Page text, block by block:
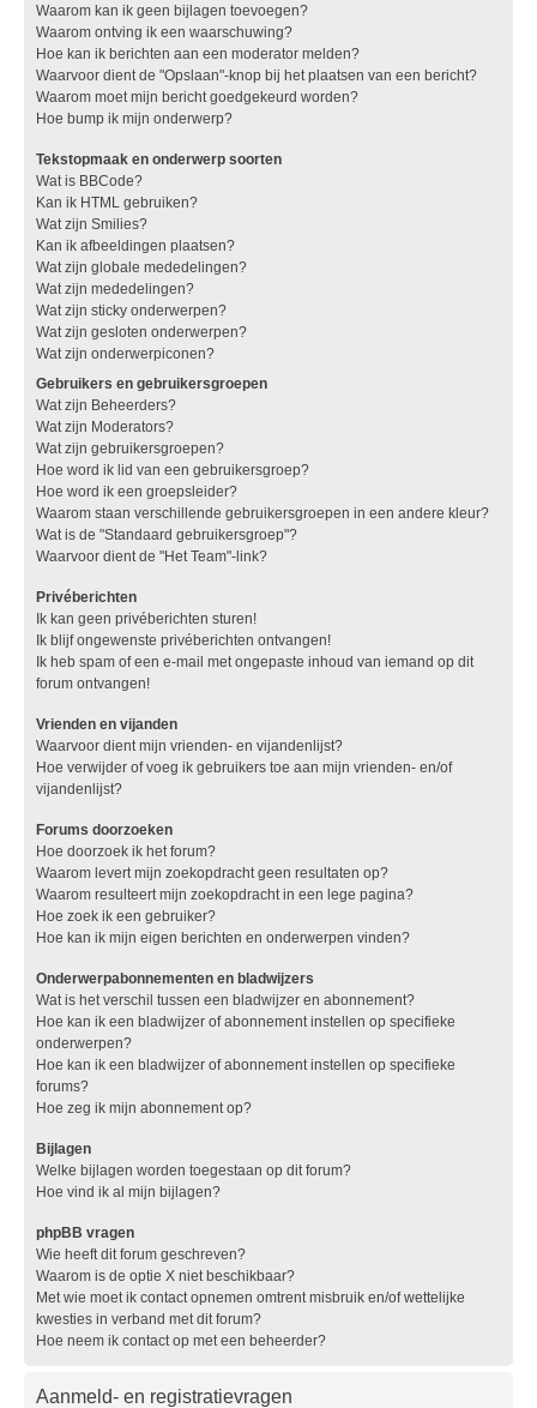
Waarom kan ik geen bijlagen toevoegen?
Waarom ontving ik een waarschuwing?
Hoe kan ik berichten aan een moderator melden?
Waarvoor dient de "Opslaan"-knop bij het plaatsen van een bericht?
Waarom moet mijn bericht goedgekeurd worden?
Hoe bump ik mijn onderwerp?
Tekstopmaak en onderwerp soorten
Wat is BBCode?
Kan ik HTML gebruiken?
Wat zijn Smilies?
Kan ik afbeeldingen plaatsen?
Wat zijn globale mededelingen?
Wat zijn mededelingen?
Wat zijn sticky onderwerpen?
Wat zijn gesloten onderwerpen?
Wat zijn onderwerpiconen?
Gebruikers en gebruikersgroepen
Wat zijn Beheerders?
Wat zijn Moderators?
Wat zijn gebruikersgroepen?
Hoe word ik lid van een gebruikersgroep?
Hoe word ik een groepsleider?
Waarom staan verschillende gebruikersgroepen in een andere kleur?
Wat is de "Standaard gebruikersgroep"?
Waarvoor dient de "Het Team"-link?
Privéberichten
Ik kan geen privéberichten sturen!
Ik blijf ongewenste privéberichten ontvangen!
Ik heb spam of een e-mail met ongepaste inhoud van iemand op dit
forum ontvangen!
Vrienden en vijanden
Waarvoor dient mijn vrienden- en vijandenlijst?
Hoe verwijder of voeg ik gebruikers toe aan mijn vrienden- en/of
vijandenlijst?
Forums doorzoeken
Hoe doorzoek ik het forum?
Waarom levert mijn zoekopdracht geen resultaten op?
Waarom resulteert mijn zoekopdracht in een lege pagina?
Hoe zoek ik een gebruiker?
Hoe kan ik mijn eigen berichten en onderwerpen vinden?
Onderwerpabonnementen en bladwijzers
Wat is het verschil tussen een bladwijzer en abonnement?
Hoe kan ik een bladwijzer of abonnement instellen op specifieke
onderwerpen?
Hoe kan ik een bladwijzer of abonnement instellen op specifieke
forums?
Hoe zeg ik mijn abonnement op?
Bijlagen
Welke bijlagen worden toegestaan op dit forum?
Hoe vind ik al mijn bijlagen?
phpBB vragen
Wie heeft dit forum geschreven?
Waarom is de optie X niet beschikbaar?
Met wie moet ik contact opnemen omtrent misbruik en/of wettelijke
kwesties in verband met dit forum?
Hoe neem ik contact op met een beheerder?
Aanmeld- en registratievragen